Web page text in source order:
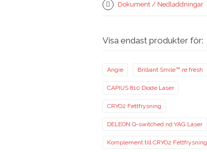
Dokument / Nedladdningar
Visa endast produkter för:
Angie Brilliant Smile™ re:fresh
CAPIUS 810 Diode Laser
CRYO2 Fettfrysning
DELEON Q-switched nd:YAG Laser
Komplement till CRYO2 Fettfrysning